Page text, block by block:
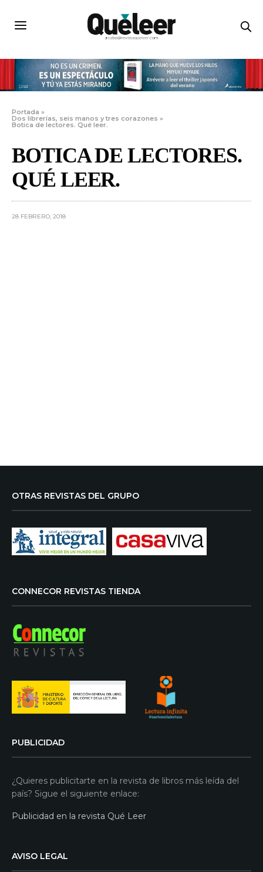
Portada »
Dos librerías, seis manos y tres corazones »
Botica de lectores. Qué leer.
BOTICA DE LECTORES.
QUÉ LEER.
28 FEBRERO, 2018
OTRAS REVISTAS DEL GRUPO
CONNECOR REVISTAS TIENDA
PUBLICIDAD
¿Quieres publicitarte en la revista de libros más leída del
país? Sigue el siguiente enlace:
Publicidad en la revista Qué Leer
AVISO LEGAL